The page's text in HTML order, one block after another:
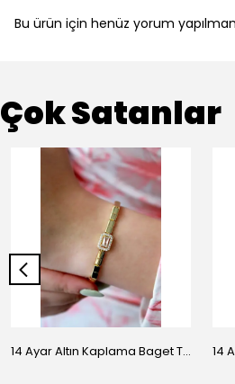
Bu ürün için henüz yorum
Çok Satanlar
14 Ayar Altın Kaplama Baget Taşlı Vip Bileklik